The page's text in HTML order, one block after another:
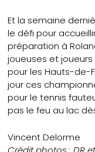
Et la semaine
le défi pour
préparation à
joueuses et
pour les Hauts-de-
jour ces
pour le tennis
pas le feu au lac
Vincent Delorme